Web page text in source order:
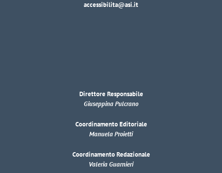
accessibilita@asi.it
Direttore Responsabile
Giuseppina Pulcrano
Coordinamento Editoriale
Manuela Proietti
Coordinamento Redazionale
Valeria Guarnieri